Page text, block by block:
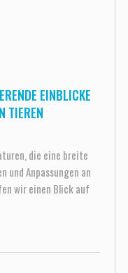
EINBLICKE
TIEREN
die eine breite
und Anpassungen an
wir einen Blick auf